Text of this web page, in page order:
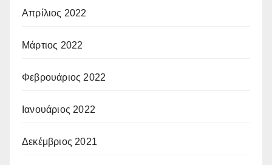
Απρίλιος 2022
Μάρτιος 2022
Φεβρουάριος 2022
Ιανουάριος 2022
Δεκέμβριος 2021